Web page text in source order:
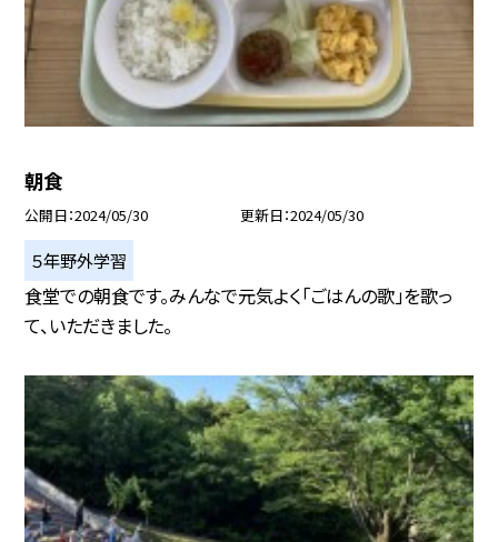
朝食
公開日 2024/05/30 更新日 2024/05/30
５年野外学習
食堂での朝食です。みんなで元気よく「ごはんの歌」を歌っ
て、いただきました。